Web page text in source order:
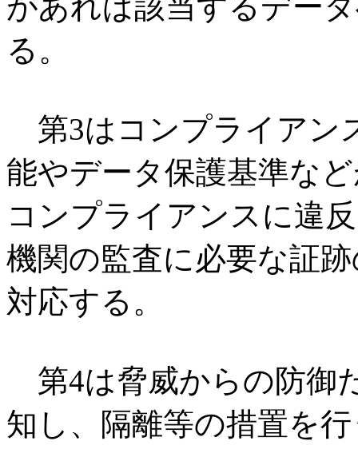
る。
第3はコンプライアン
能やデータ保護基準な
コンプライアンスに違
機関の監査に必要な証
対応する。
第4は脅威からの防御
知し、隔離等の措置を